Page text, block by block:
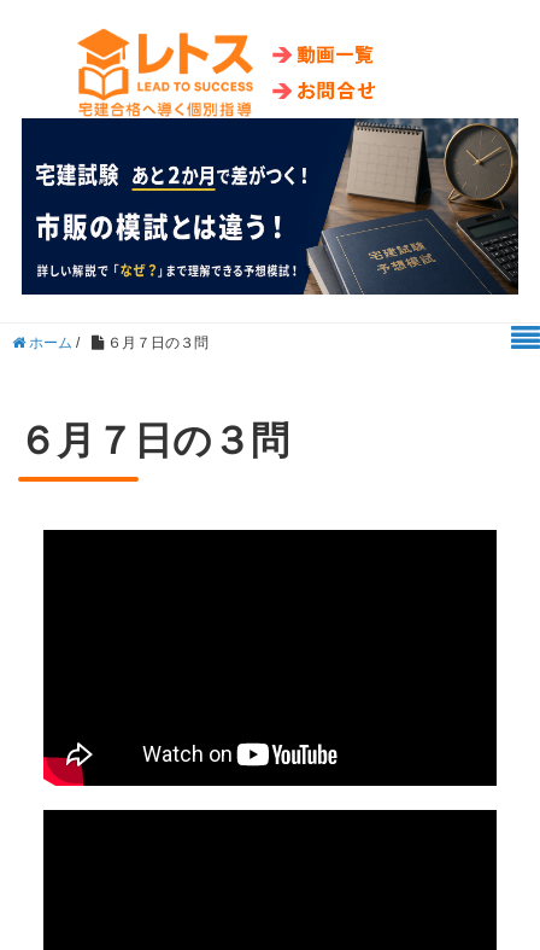
ホーム / ６月７日の３問
６月７日の３問